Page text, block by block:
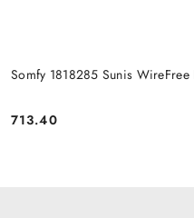
Somfy 1818285 Sunis WireFree
Cena:
713.40